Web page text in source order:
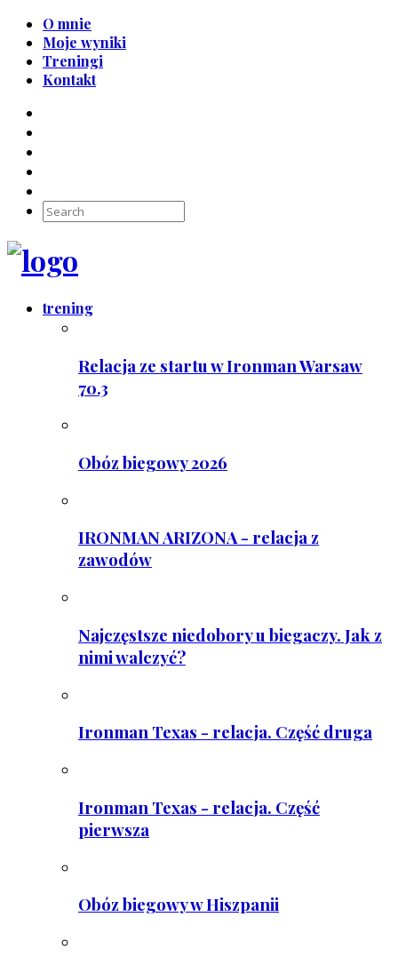
O mnie
Moje wyniki
Treningi
Kontakt
trening
Relacja ze startu w Ironman Warsaw
70.3
Obóz biegowy 2026
IRONMAN ARIZONA - relacja z
zawodów
Najczęstsze niedobory u biegaczy. Jak z
nimi walczyć?
Ironman Texas - relacja. Część druga
Ironman Texas - relacja. Część
pierwsza
Obóz biegowy w Hiszpanii